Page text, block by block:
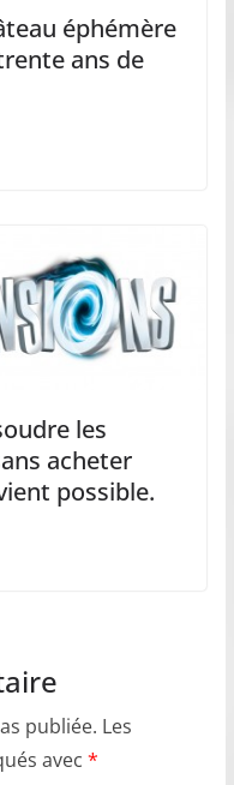
éphémère
ans de
les
acheter
possible.
publiée. Les
avec *